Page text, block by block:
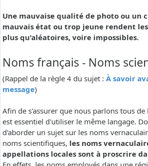
Une mauvaise qualité de photo ou un
mauvais état ou trop jeune rendent
plus qu'aléatoires, voire impossibles.
Noms français - Noms
(Rappel de la règle 4 du sujet : À savoir
message)
Afin de s'assurer que nous parlons tous de
est essentiel d'utiliser le même langage.
d'aborder un sujet sur les noms
noms scientifiques, les noms
appellations locales sont à proscrire